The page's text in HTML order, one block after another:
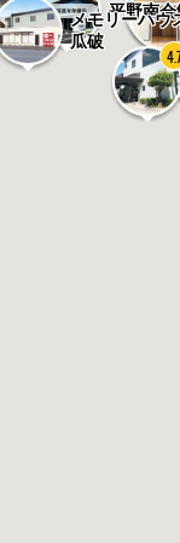
平野南会
前
メモリーハウ
瓜破